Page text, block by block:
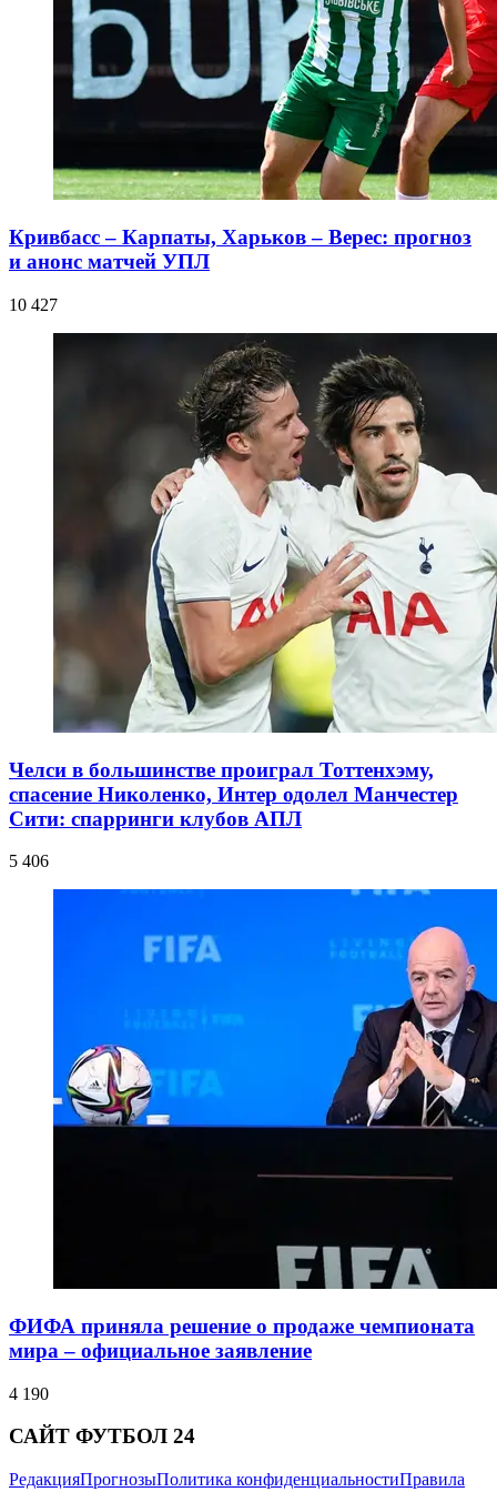
Кривбасс – Карпаты, Харьков – Верес: прогноз
и анонс матчей УПЛ
10 427
Челси в большинстве проиграл Тоттенхэму,
спасение Николенко, Интер одолел Манчестер
Сити: спарринги клубов АПЛ
5 406
ФИФА приняла решение о продаже чемпионата
мира – официальное заявление
4 190
САЙТ ФУТБОЛ 24
РедакцияПрогнозыПолитика конфиденциальностиПравила